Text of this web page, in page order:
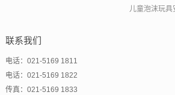
儿童泡沫玩
联系我们
电话：021-5169 1811
电话：021-5169 1822
传真：021-5169 1833